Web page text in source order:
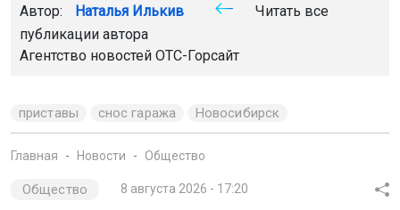
Автор: Наталья Илькив
Читать все
публикации автора
Агентство новостей ОТС-Горсайт
приставы снос гаража Новосибирск
Главная Новости Общество
Общество 8 августа 2026 - 17:20